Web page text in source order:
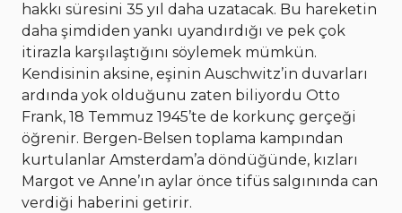
hakkı süresini 35 yıl daha uzatacak. Bu hareketin
daha şimdiden yankı uyandırdığı ve pek çok
itirazla karşılaştığını söylemek mümkün.
Kendisinin aksine, eşinin Auschwitz’in duvarları
ardında yok olduğunu zaten biliyordu Otto
Frank, 18 Temmuz 1945’te de korkunç gerçeği
öğrenir. Bergen-Belsen toplama kampından
kurtulanlar Amsterdam’a döndüğünde, kızları
Margot ve Anne’ın aylar önce tifüs salgınında can
verdiği haberini getirir.